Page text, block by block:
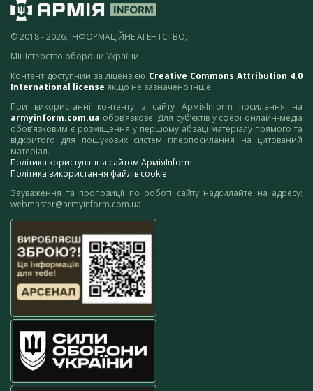
© 2018 - 2026, ІНФОРМАЦІЙНЕ АГЕНТСТВО,
Міністерство оборони України
Контент доступний за ліцензією Creative Commons Attribution 4.0
International license якщо не зазначено інше.
При використанні контенту з сайту АрміяInform посилання на
armyinform.com.ua обов’язкове. Для суб’єктів у сфері онлайн-медіа
обов’язковим є розміщення у першому абзаці матеріалу прямого та
відкритого для пошукових систем гіперпосилання на цитований
матеріал.
Політика користування сайтом АрміяInform
Політика використання файлів cookie
Зауваження та пропозиції по роботі сайту надсилайте на адресу:
webmaster@armyinform.com.ua